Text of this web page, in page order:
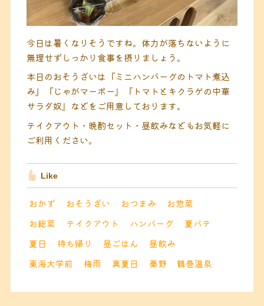
今日は暑くなりそうですね。体力が落ちないように
無理せずしっかり食事を摂りましょう。
本日のおそうざいは『ミニハンバーグのトマト煮込
み』『じゃがマーボー』『トマトとキクラゲの中華
サラダ奴』などをご用意しております。
テイクアウト・晩酌セット・昼飲みなどもお気軽に
ご利用ください。
Like
おかず おそうざい おつまみ
お惣菜
お総菜
テイクアウト ハンバーグ
夏バテ
夏日
持ち帰り 昼ごはん
昼飲み
東海大学前
梅雨 真夏日 秦野 鶴巻温泉